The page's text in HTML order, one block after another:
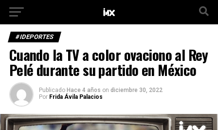
#IDEPORTES
Cuando la TV a color ovaciono al Rey
Pelé durante su partido en México
Publicado Hace 4 años on diciembre 30, 2022
Por Frida Ávila Palacios